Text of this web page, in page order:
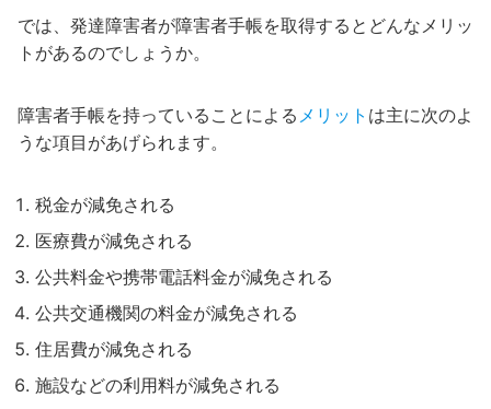
では、発達障害者が障害者手帳を取得するとどんなメリッ
トがあるのでしょうか。
障害者手帳を持っていることによる メリット は主に次のよ
うな項目があげられます。
税金が減免される
医療費が減免される
公共料金や携帯電話料金が減免される
公共交通機関の料金が減免される
住居費が減免される
施設などの利用料が減免される